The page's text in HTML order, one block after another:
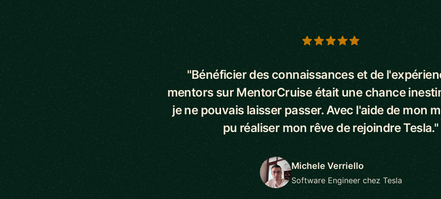
5 out of 5 stars
"Bénéficier des connaissances et de
mentors sur MentorCruise était une chance
je ne pouvais laisser passer. Avec l'aide de mon
pu réaliser mon rêve de rejoindre Tesla."
Michele Verriello
Software Engineer chez Tesla